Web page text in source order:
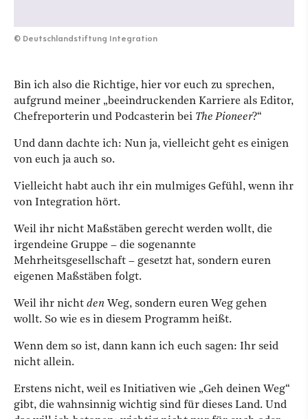
© Deutschlandstiftung Integration
Bin ich also die Richtige, hier vor euch zu sprechen,
aufgrund meiner „beeindruckenden Karriere als Editor,
Chefreporterin und Podcasterin bei The Pioneer?“
Und dann dachte ich: Nun ja, vielleicht geht es einigen
von euch ja auch so.
Vielleicht habt auch ihr ein mulmiges Gefühl, wenn ihr
von Integration hört.
Weil ihr nicht Maßstäben gerecht werden wollt, die
irgendeine Gruppe – die sogenannte
Mehrheitsgesellschaft – gesetzt hat, sondern euren
eigenen Maßstäben folgt.
Weil ihr nicht den Weg, sondern euren Weg gehen
wollt. So wie es in diesem Programm heißt.
Wenn dem so ist, dann kann ich euch sagen: Ihr seid
nicht allein.
Erstens nicht, weil es Initiativen wie „Geh deinen Weg“
gibt, die wahnsinnig wichtig sind für dieses Land. Und